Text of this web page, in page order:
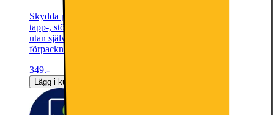
Skydda produkten mot plötsliga, oförutsedda, händelser som
tapp-, stöt- och vätskeskador. Obegränsat antal skadetillfällen
utan självrisk eller värdeminskning. Täcker alla tillbehör i
förpackningen.
349.-
Lägg i kundvagn